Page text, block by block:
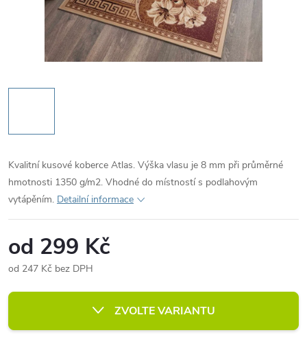
Kvalitní kusové koberce Atlas. Výška vlasu je 8 mm při průměrné
hmotnosti 1350 g/m2. Vhodné do místností s podlahovým
vytápěním. Detailní informace
od 299 Kč
od 247 Kč bez DPH
cena:
ZVOLTE VARIANTU